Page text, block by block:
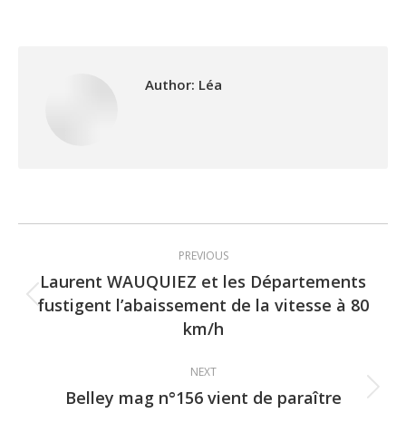
Author: Léa
navigation
PREVIOUS
Previous
post:
Laurent WAUQUIEZ et les Départements
fustigent l’abaissement de la vitesse à 80
km/h
NEXT
Next
Belley mag n°156 vient de paraître